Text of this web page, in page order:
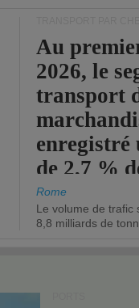
Au
2026, le
transport
enregistré
de 2,7 %
chiffre
Rome
Le volume de trafic
8,8 milliards de